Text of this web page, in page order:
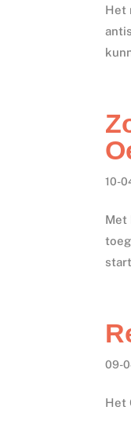
Het
10-
Met
09-
Het